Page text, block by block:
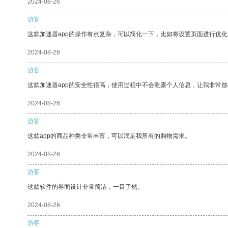
2024-08-26
游客
这款加速器app的操作有点复杂，可以简化一下，比如将设置页面进行优
2024-08-26
游客
这款加速器app的安全性很高，使用过程中不会泄露个人信息，让我非常
2024-08-26
游客
这款app的商品种类非常丰富，可以满足我所有的购物需求。
2024-08-26
游客
这款软件的界面设计非常简洁，一目了然。
2024-08-26
游客